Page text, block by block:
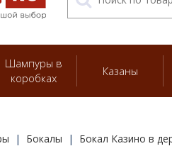
Шампуры в
коробках
Казаны
Бокалы Бокал Казино в